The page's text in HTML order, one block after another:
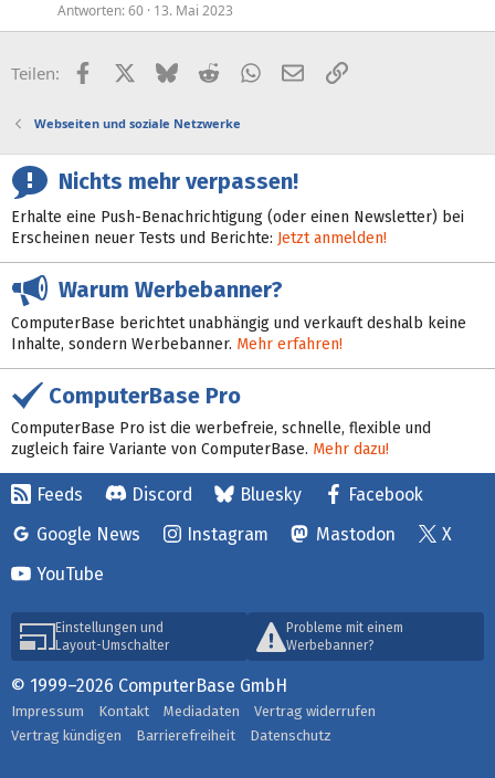
Antworten 60 13. Mai 2023
Teilen: FacebookX (Twitter)
BlueskyRedditWhatsApp
E-MailLink
Webseiten und soziale Netzwerke
Nichts mehr verpassen!
Erhalte eine Push-Benachrichtigung (oder einen Newsletter) bei
Erscheinen neuer Tests und Berichte: Jetzt anmelden!
Warum Werbebanner?
ComputerBase berichtet unabhängig und verkauft deshalb keine
Inhalte, sondern Werbebanner. Mehr erfahren!
ComputerBase Pro
ComputerBase Pro ist die werbefreie, schnelle, flexible und
zugleich faire Variante von ComputerBase. Mehr dazu!
Feeds Discord Bluesky
Facebook
Google News
Instagram Mastodon
X
YouTube
Einstellungen und
Layout-Umschalter
Probleme mit einem
Werbebanner?
© 1999–2026 ComputerBase GmbH
Impressum Kontakt Mediadaten
Vertrag widerrufen
Vertrag kündigen
Barrierefreiheit Datenschutz